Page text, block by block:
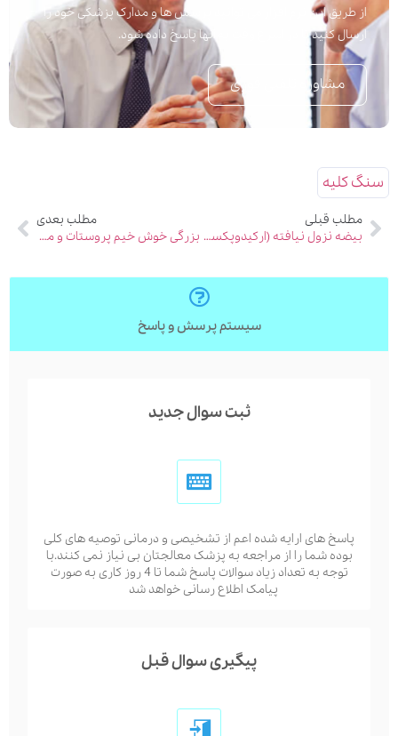
از طریق این نرم افزار می توانید پرسش ها و مدارک پزشکی خود را
ارسال کنید تا در اسرع وقت به آنها پاسخ داده شود.
مشاوره تلفنی فوری
سنگ کلیه
مطلب قبلی
بیضه نزول نیافته (ارکیدوپکسی) چگونه درمان می شود؟
مطلب بعدی
بزرگی خوش خیم پروستات و مراقبت های پس از درمان جراحی آن
سیستم پرسش و پاسخ
ثبت سوال جدید
پاسخ های ارایه شده اعم از تشخیصی و درمانی توصیه های کلی
بوده شما را از مراجعه به پزشک معالجتان بی نیاز نمی کنند.با
توجه به تعداد زیاد سوالات پاسخ شما تا 4 روز کاری به صورت
پیامک اطلاع رسانی خواهد شد
پیگیری سوال قبل